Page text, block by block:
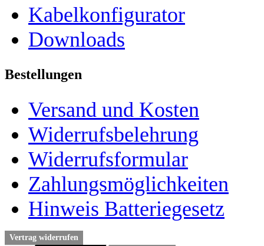
Kabelkonfigurator
Downloads
Bestellungen
Versand und Kosten
Widerrufsbelehrung
Widerrufsformular
Zahlungsmöglichkeiten
Hinweis Batteriegesetz
Vertrag widerrufen